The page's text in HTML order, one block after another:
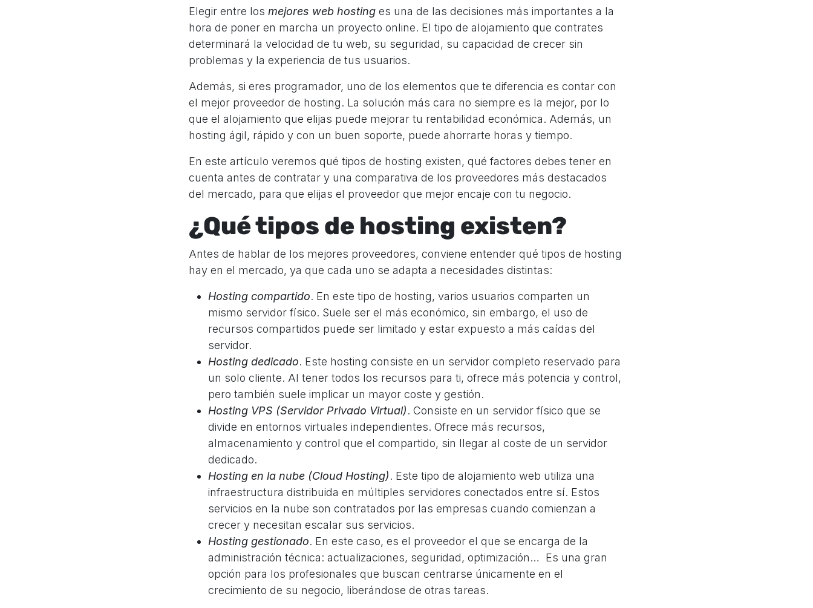
Elegir entre los mejores web hosting es una de las decisiones más importantes a la
hora de poner en marcha un proyecto online. El tipo de alojamiento que contrates
determinará la velocidad de tu web, su seguridad, su capacidad de crecer sin
problemas y la experiencia de tus usuarios.
Además, si eres programador, uno de los elementos que te diferencia es contar con
el mejor proveedor de hosting. La solución más cara no siempre es la mejor, por lo
que el alojamiento que elijas puede mejorar tu rentabilidad económica. Además, un
hosting ágil, rápido y con un buen soporte, puede ahorrarte horas y tiempo.
En este artículo veremos qué tipos de hosting existen, qué factores debes tener en
cuenta antes de contratar y una comparativa de los proveedores más destacados
del mercado, para que elijas el proveedor que mejor encaje con tu negocio.
¿Qué tipos de hosting existen?
Antes de hablar de los mejores proveedores, conviene entender qué tipos de hosting
hay en el mercado, ya que cada uno se adapta a necesidades distintas:
Hosting compartido. En este tipo de hosting, varios usuarios comparten un
mismo servidor físico. Suele ser el más económico, sin embargo, el uso de
recursos compartidos puede ser limitado y estar expuesto a más caídas del
servidor.
Hosting dedicado. Este hosting consiste en un servidor completo reservado para
un solo cliente. Al tener todos los recursos para ti, ofrece más potencia y control,
pero también suele implicar un mayor coste y gestión.
Hosting VPS (Servidor Privado Virtual). Consiste en un servidor físico que se
divide en entornos virtuales independientes. Ofrece más recursos,
almacenamiento y control que el compartido, sin llegar al coste de un servidor
dedicado.
Hosting en la nube (Cloud Hosting). Este tipo de alojamiento web utiliza una
infraestructura distribuida en múltiples servidores conectados entre sí. Estos
servicios en la nube son contratados por las empresas cuando comienzan a
crecer y necesitan escalar sus servicios.
Hosting gestionado. En este caso, es el proveedor el que se encarga de la
administración técnica: actualizaciones, seguridad, optimización… Es una gran
opción para los profesionales que buscan centrarse únicamente en el
crecimiento de su negocio, liberándose de otras tareas.